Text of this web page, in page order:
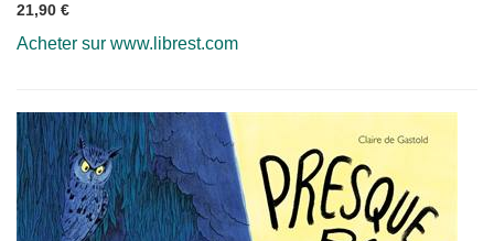
21,90 €
Acheter sur www.librest.com